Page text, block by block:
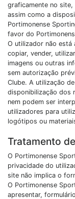
graficamente no
assim como a
Portimonense
favor do
O utilizador não está
copiar, vender,
imagens ou outras
sem autorização
Clube. A utilização
disponibilização dos
nem podem ser
utilizadores para
logótipos ou
Tratamento
O Portimonense
privacidade do
site não implica o
O Portimonense
apresentar,